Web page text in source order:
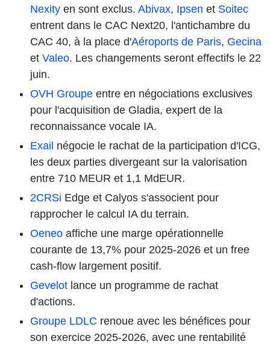
Nexity en sont exclus. Abivax, Ipsen et Soitec
entrent dans le CAC Next20, l'antichambre du
CAC 40, à la place d'Aéroports de Paris, Gecina
et Valeo. Les changements seront effectifs le 22
juin.
OVH Groupe entre en négociations exclusives
pour l'acquisition de Gladia, expert de la
reconnaissance vocale IA.
Exail négocie le rachat de la participation d'ICG,
les deux parties divergeant sur la valorisation
entre 710 MEUR et 1,1 MdEUR.
2CRSi Edge et Calyos s'associent pour
rapprocher le calcul IA du terrain.
Oeneo affiche une marge opérationnelle
courante de 13,7% pour 2025-2026 et un free
cash-flow largement positif.
Gevelot lance un programme de rachat
d'actions.
Groupe LDLC renoue avec les bénéfices pour
son exercice 2025-2026, avec une rentabilité